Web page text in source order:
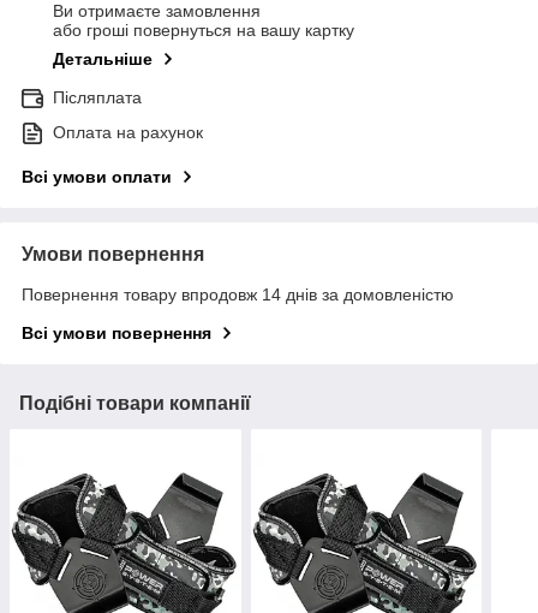
Ви отримаєте замовлення
або гроші повернуться на вашу картку
Детальніше
Післяплата
Оплата на рахунок
Всі умови оплати
Умови повернення
Повернення товару впродовж 14 днів за домовленістю
Всі умови повернення
Подібні товари компанії